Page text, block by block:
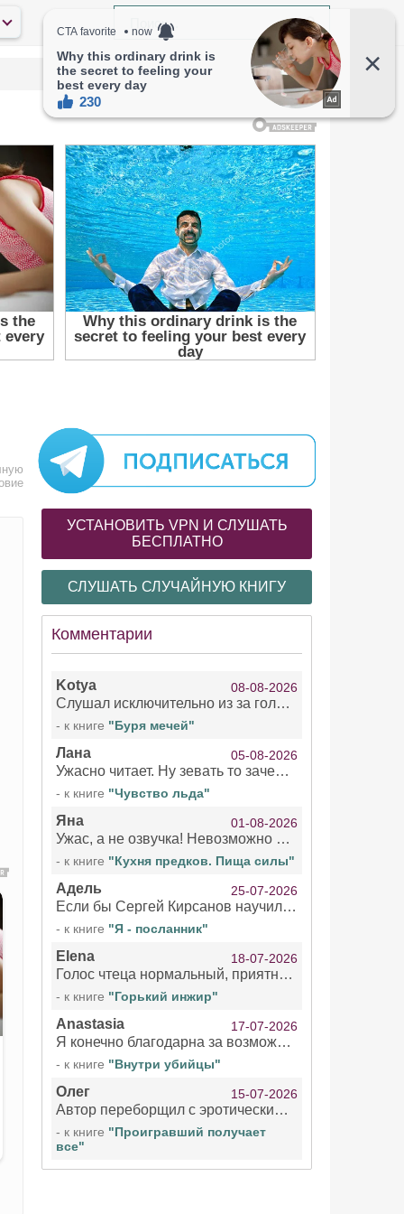
УСТАНОВИТЬ VPN И СЛУШАТЬ
БЕСПЛАТНО
СЛУШАТЬ СЛУЧАЙНУЮ КНИГУ
Комментарии
Kotya 08-08-2026
Слушал исключительно из за голоса девушки озвучивающей Арью Сансу и Кейтлин . Жаль что ее голос не озвучил остальное . При всем уважении к чтецами мужчинам/не. Интересно, есть ли с ее озвучкой еще какие нибудь книги?!
- к книге "Буря мечей"
Лана 05-08-2026
Ужасно читает. Ну зевать то зачем. Уже не говорю, что ударения ставит, как хочет.
- к книге "Чувство льда"
Яна 01-08-2026
Ужас, а не озвучка! Невозможно вникать в смысл текста из за кривляний чтеца
- к книге "Кухня предков. Пища силы"
Адель 25-07-2026
Если бы Сергей Кирсанов научился не сглатывать каждые 1-2 минуты слюну, так что слышно в микрофоне и, что вызывает отвращение, то мелжно было бы слушать.
- к книге "Я - посланник"
Elena 18-07-2026
Голос чтеца нормальный, приятный тембр. Мне очень понравилось озвучивание рассказа. Очень странный отзыв Надежды. Может у неё что-то с нервами?
- к книге "Горький инжир"
Anastasia 17-07-2026
Я конечно благодарна за возможность бесплатно слушать книги даже новинки , но чтение этой книги просто ужасно
- к книге "Внутри убийцы"
Олег 15-07-2026
Автор переборщил с эротическими сценами. Похоже, с этим у него проблемы.
- к книге "Проигравший получает
все"